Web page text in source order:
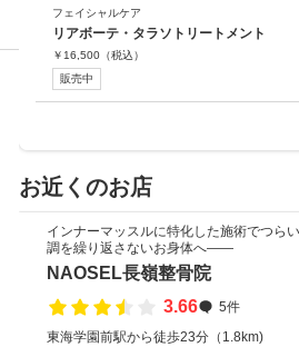
フェイシャルケア
リアボーテ・タラソトリートメント
￥ 16,500 （税込）
販売中
お近くのお店
インナーマッスルに特化した施術でつら
調を繰り返さないお身体へ――
NAOSEL長嶺整骨院
3.66
5件
東海学園前駅から徒歩23分（1.8km)